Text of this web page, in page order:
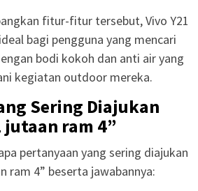
fitur-fitur tersebut, Vivo Y21
bagi pengguna yang mencari
bodi kokoh dan anti air yang
kegiatan outdoor mereka.
Sering Diajukan
ram 4”
pertanyaan yang sering diajukan
ram 4” beserta jawabannya: